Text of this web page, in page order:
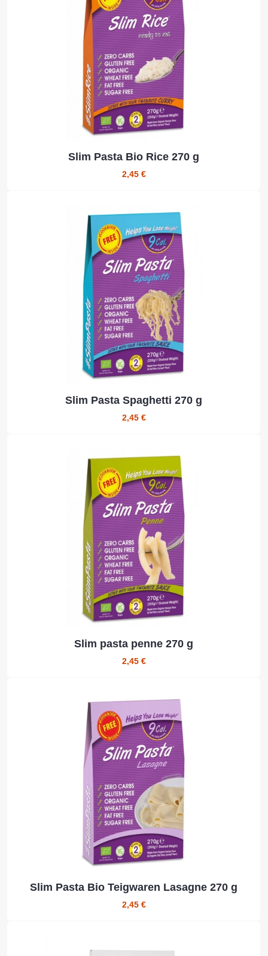
Slim Pasta Bio Rice 270 g
2,45 €
Slim Pasta Spaghetti 270 g
2,45 €
Slim pasta penne 270 g
2,45 €
Slim Pasta Bio Teigwaren Lasagne 270 g
2,45 €